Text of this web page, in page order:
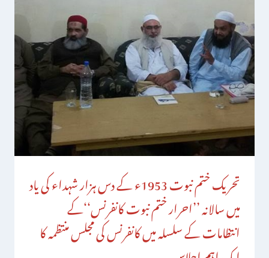
تحریک ختم نبوت 1953ء کے دس ہزار شہداء کی یاد
میں سالانہ ’’احرار ختم نبوت کانفرنس‘‘کے
انتظامات کے سلسلہ میں کانفرنس کی مجلس منتظمہ کا